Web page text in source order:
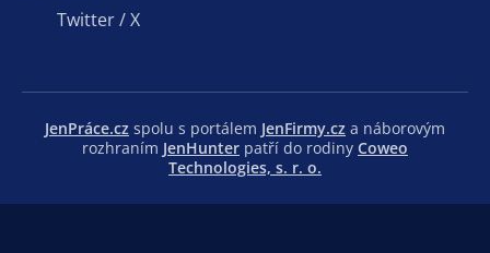
Twitter / X
JenPráce.cz spolu s portálem JenFirmy.cz a náborovým
rozhraním JenHunter patří do rodiny Coweo
Technologies, s. r. o.